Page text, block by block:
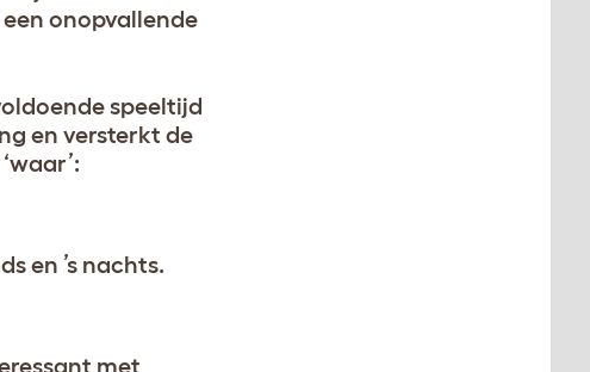
onopvallende
speeltijd
en versterkt de
en ’s nachts.
met